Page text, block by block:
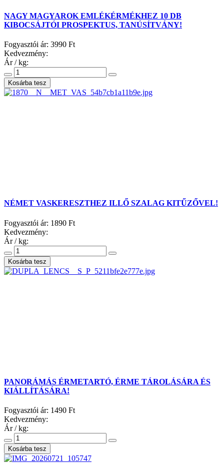
NAGY MAGYAROK EMLÉKÉRMÉKHEZ 10 DB
KIBOCSÁJTÓI PROSPEKTUS, TANÚSÍTVÁNY!
Fogyasztói ár: 3990 Ft
Kedvezmény:
Ár / kg:
NÉMET VASKERESZTHEZ ILLŐ SZALAG KITŰZŐVEL!
Fogyasztói ár: 1890 Ft
Kedvezmény:
Ár / kg:
PANORÁMÁS ÉRMETARTÓ, ÉRME TÁROLÁSÁRA ÉS
KIÁLLÍTÁSÁRA!
Fogyasztói ár: 1490 Ft
Kedvezmény:
Ár / kg: